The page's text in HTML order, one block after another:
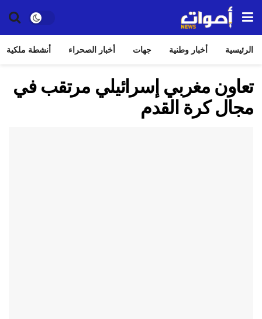
الرئيسية أخبار وطنية جهات أخبار الصحراء أنشطة ملكية
تعاون مغربي إسرائيلي مرتقب في
مجال كرة القدم